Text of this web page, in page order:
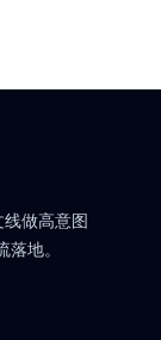
做高意图
地。